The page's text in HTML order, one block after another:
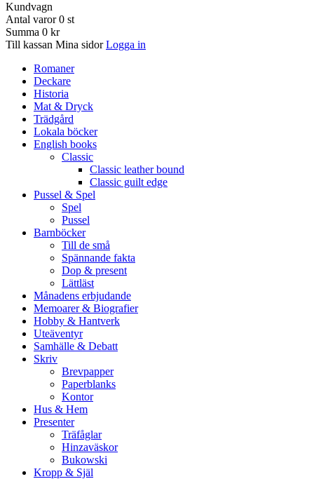
Kundvagn
Antal varor 0 st
Summa 0 kr
Till kassan Mina sidor Logga in
Romaner
Deckare
Historia
Mat & Dryck
Trädgård
Lokala böcker
English books
Classic
Classic leather bound
Classic guilt edge
Pussel & Spel
Spel
Pussel
Barnböcker
Till de små
Spännande fakta
Dop & present
Lättläst
Månadens erbjudande
Memoarer & Biografier
Hobby & Hantverk
Uteäventyr
Samhälle & Debatt
Skriv
Brevpapper
Paperblanks
Kontor
Hus & Hem
Presenter
Träfåglar
Hinzaväskor
Bukowski
Kropp & Själ